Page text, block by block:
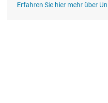
Erfahren Sie hier mehr über